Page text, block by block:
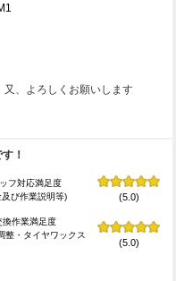
、よろしくお願いします
！
フ対応満足度
及び作業説明等)
(5.0)
換作業満足度
整・タイヤワックス
(5.0)